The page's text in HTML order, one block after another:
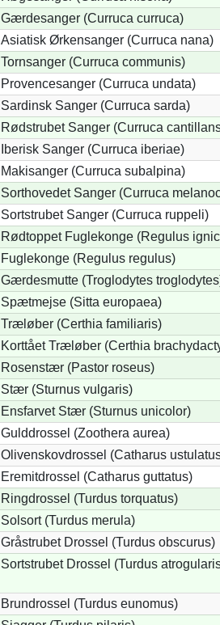
Gærdesanger (Curruca curruca)
Asiatisk Ørkensanger (Curruca nana)
Tornsanger (Curruca communis)
Provencesanger (Curruca undata)
Sardinsk Sanger (Curruca sarda)
Rødstrubet Sanger (Curruca
Iberisk Sanger (Curruca iberiae)
Makisanger (Curruca subalpina)
Sorthovedet Sanger (Curruca
Sortstrubet Sanger (Curruca ruppeli)
Rødtoppet Fuglekonge (Regulus
Fuglekonge (Regulus regulus)
Gærdesmutte (Troglodytes
Spætmejse (Sitta europaea)
Træløber (Certhia familiaris)
Korttået Træløber (Certhia
Rosenstær (Pastor roseus)
Stær (Sturnus vulgaris)
Ensfarvet Stær (Sturnus unicolor)
Gulddrossel (Zoothera aurea)
Olivenskovdrossel (Catharus
Eremitdrossel (Catharus guttatus)
Ringdrossel (Turdus torquatus)
Solsort (Turdus merula)
Gråstrubet Drossel (Turdus obscurus)
Sortstrubet Drossel (Turdus
Brundrossel (Turdus eunomus)